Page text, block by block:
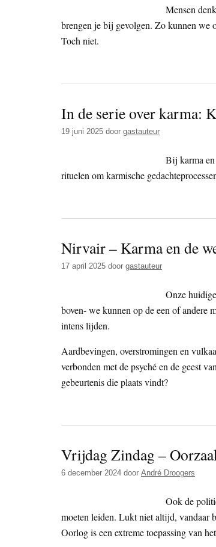
Mensen
brengen je bij gevolgen. Zo kunnen we
Toch niet.
In de serie over karma:
19 juni 2025 door gastauteur
Bij karma en
rituelen om karmische
Nirvair – Karma en de
17 april 2025 door gastauteur
Onze
boven- we kunnen op de een of andere
intens lijden.
Aardbevingen, overstromingen en
verbonden met de psyché en de geest
gebeurtenis die plaats vindt?
Vrijdag Zindag –
6 december 2024 door André Droogers
Ook de
moeten leiden. Lukt niet altijd, vandaar
Oorlog is een extreme toepassing van